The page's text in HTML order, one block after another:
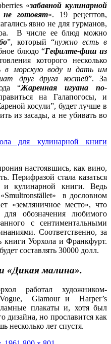
«забавной кулинарной
готовят«. 19 рецептов,
явно не для гурманов,
В числе ее блюд можно
”, который “нужно есть в
блюдо “Гефилте-фиш из
которого несколько
в морскую воду и дать им
друг друга костей”. За
“Жаренная игуана по-
на Галапогосы, и
косули”, будет лучше в
из засады, а не убивать во
настоявшись, как вино,
Перифразой стала казаться
и кулинарной книги. Ведь
в дословном
«земляничное место», что
обозначения любимого
с сентиментальными
Соответственно, за
книги Уорхола и Франкфурт.
составлять 30000 долл.
«Дикая малина».
работал художником-
Glamour и Harper’s
плакаты и, хотя был
дизайна, но прославится как
несколько лет спустя.